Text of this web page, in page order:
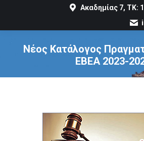
Ακαδημίας 7, ΤΚ:
Νέος Κατάλογος
ΕΒΕΑ 2023-
You are